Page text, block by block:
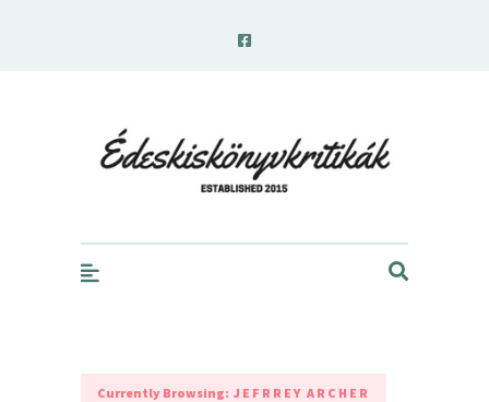
Currently Browsing: JEFRREY ARCHER